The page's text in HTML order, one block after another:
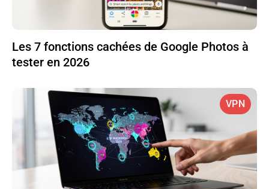
Les 7 fonctions cachées de Google Photos à
tester en 2026
VPN